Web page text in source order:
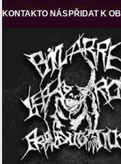
KONTAKTO NÁS PŘIDAT K